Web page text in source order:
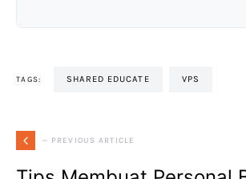
TAGS: SHARED EDUCATE VPS
— PREVIOUS ARTICLE